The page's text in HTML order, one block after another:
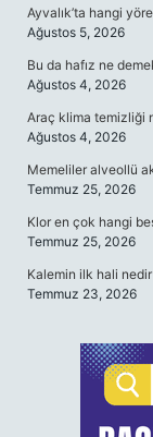
Ayvalık’ta hangi
Ağustos 5, 2026
Bu da hafız ne
Ağustos 4, 2026
Araç klima temizliği
Ağustos 4, 2026
Memeliler alveollü
Temmuz 25, 2026
Klor en çok hangi
Temmuz 25, 2026
Kalemin ilk hali
Temmuz 23, 2026